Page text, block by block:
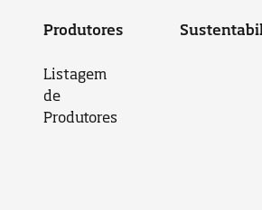
Produtores
Listagem
de
Produtores